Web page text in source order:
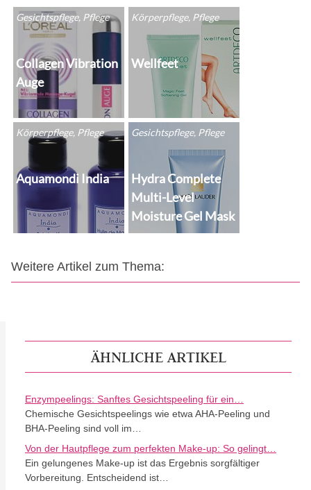
Gesichtspflege, Pflege
Collagen Vibration
Auge
Körperpflege, Pflege
Wellfeet
Körperpflege, Pflege
Aquamondi India
Gesichtspflege, Pflege
Hydra Complete
Multi-Level
Moisture Gel Mask
Weitere Artikel zum Thema:
ÄHNLICHE ARTIKEL
Enzympeelings: Sanftes Gesichtspeeling für ein…
Chemische Gesichtspeelings wie etwa AHA-Peeling und
BHA-Peeling sind voll im…
Von der Hautpflege zum perfekten Make-up: So gelingt…
Ein gelungenes Make-up ist das Ergebnis sorgfältiger
Vorbereitung. Entscheidend ist…